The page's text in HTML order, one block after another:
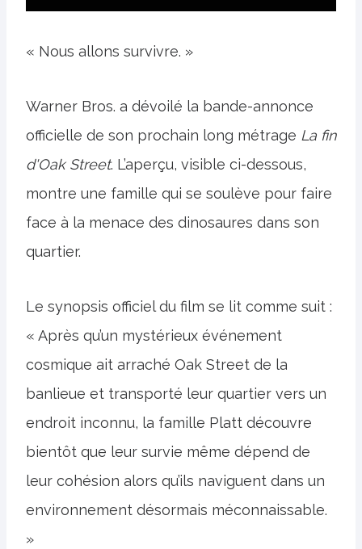
« Nous allons survivre. »
Warner Bros. a dévoilé la bande-annonce
officielle de son prochain long métrage La fin
d'Oak Street. L’aperçu, visible ci-dessous,
montre une famille qui se soulève pour faire
face à la menace des dinosaures dans son
quartier.
Le synopsis officiel du film se lit comme suit :
« Après qu’un mystérieux événement
cosmique ait arraché Oak Street de la
banlieue et transporté leur quartier vers un
endroit inconnu, la famille Platt découvre
bientôt que leur survie même dépend de
leur cohésion alors qu’ils naviguent dans un
environnement désormais méconnaissable.
»